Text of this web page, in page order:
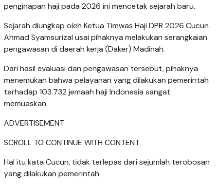
penginapan haji pada 2026 ini mencetak sejarah baru.
Sejarah diungkap oleh Ketua Timwas Haji DPR 2026 Cucun
Ahmad Syamsurizal usai pihaknya melakukan serangkaian
pengawasan di daerah kerja (Daker) Madinah.
Dari hasil evaluasi dan pengawasan tersebut, pihaknya
menemukan bahwa pelayanan yang dilakukan pemerintah
terhadap 103.732 jemaah haji Indonesia sangat
memuaskan.
ADVERTISEMENT
SCROLL TO CONTINUE WITH CONTENT
Hal itu kata Cucun, tidak terlepas dari sejumlah terobosan
yang dilakukan pemerintah.